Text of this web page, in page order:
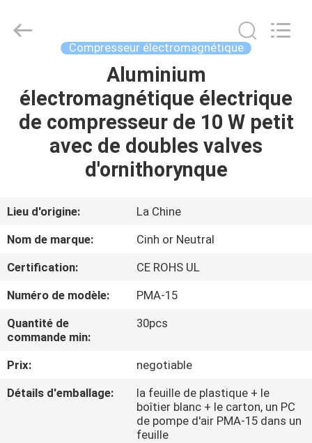
PRODUITS
DE
NOUS
VISITE
D'USINE
CONTRÔLE
DE
QUALITÉ
co.,limited.
Compresseur électromagnétique
Aluminium
électromagnétique électrique
de compresseur de 10 W petit
avec de doubles valves
d'ornithorynque
Lieu d'origine:
La Chine
Nom de marque:
Cinh or Neutral
Certification:
CE ROHS UL
Numéro de modèle:
PMA-15
Quantité de
commande min:
30pcs
Prix:
negotiable
Détails d'emballage:
la feuille de plastique + le
boîtier blanc + le carton, un PC
de pompe d'air PMA-15 dans un
feuille